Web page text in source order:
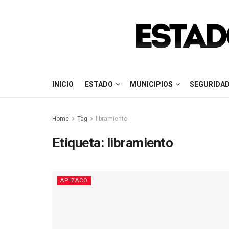
INICIO ESTADO MUNICIPIOS SEGURIDAD
Home Tag libramiento
Etiqueta: libramiento
APIZACO